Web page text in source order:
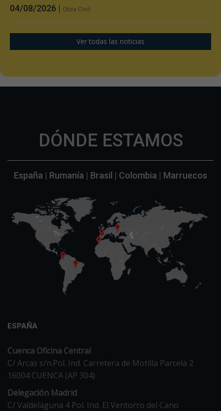
04/08/2026 | Obra Civil
Ver todas las noticias
DÓNDE ESTAMOS
España | Rumanía | Brasil | Colombia | Marruecos
ESPAÑA
Cuenca Oficina Central
C/ Arcas s/n.Pol. Ind. Carretera de Motilla Parcela 2
16004 CUENCA (AP 304)
Delegación Madrid
C/ Valdelaguna 4 Pol. Ind. El Ventorro del Cano